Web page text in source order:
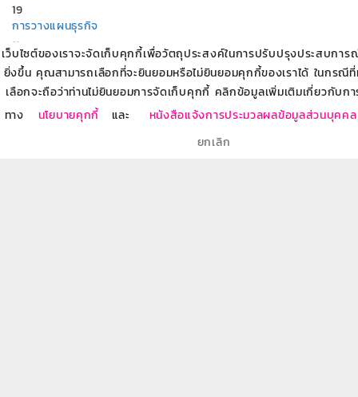
เว็บไซต์ของเราจะจัดเก็บคุกกี้เพื่อวัตถุประสงค์ในการปรับปรุงประสบการ
ยิ่งขึ้น คุณสามารถเลือกที่จะยินยอมหรือไม่ยินยอมคุกกี้ของเราได้ ในกรณีที่
เลือกจะถือว่าท่านไม่ยินยอมการจัดเก็บคุกกี้ คลิกข้อมูลเพิ่มเติมเกี่ยวกับก
ทาง
นโยบายคุกกี้ และ
หนังสือแจ้งการประมวลผลข้อมูลส่วนบุคคล
ยกเลิก
19
การวางแผนธุรกิจ
11
การบริหารหนี้
19
ผลิตภัณฑ์ธนาคารออมสิน
86